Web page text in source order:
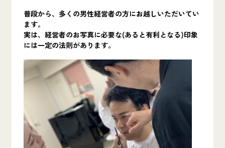
普段から、多くの男性経営者の方にお越しいただいてい
ます。
実は、経営者のお写真に必要な(あると有利となる)印象
には一定の法則があります。